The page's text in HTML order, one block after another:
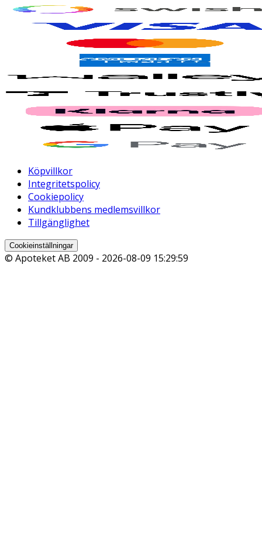
Köpvillkor
Integritetspolicy
Cookiepolicy
Kundklubbens medlemsvillkor
Tillgänglighet
Cookieinställningar
© Apoteket AB 2009 - 2026-08-09 15:29:59